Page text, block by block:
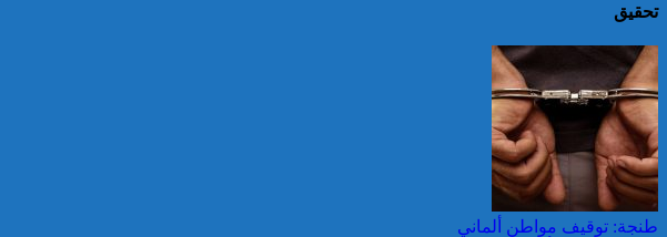
قرابة ألف حريق في غابات
كندا وسحب الدخان تصل
عيد العرش: جلالة الملك
يتوصل ببرقية تهنئة من رئيس
الفلبين
تحقيق
طنجة: توقيف مواطن ألماني